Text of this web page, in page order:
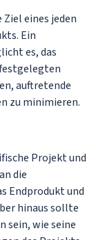
eines jeden
Ein
es, das
auftretende
zu minimieren.
Projekt und
die
Endprodukt und
hinaus sollte
sein, wie seine